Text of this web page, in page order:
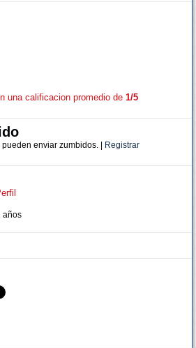
una calificacion promedio de 1/5
enviar zumbidos. | Registrar
años